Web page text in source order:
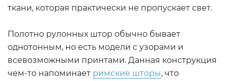
ткани, которая практически не пропускает свет.
Полотно рулонных штор обычно бывает
однотонным, но есть модели с узорами и
всевозможными принтами. Данная конструкция
чем-то напоминает римские шторы, что